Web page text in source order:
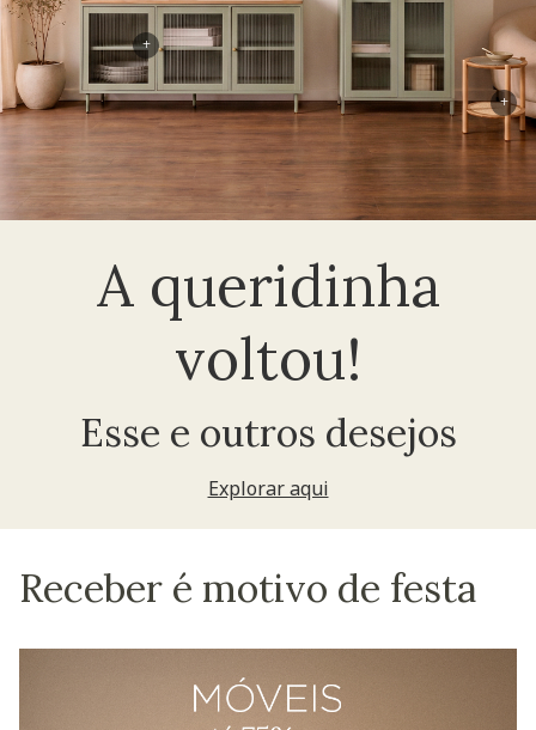
A queridinha
voltou!
Esse e outros desejos
Explorar aqui
+
+
Receber é motivo de festa